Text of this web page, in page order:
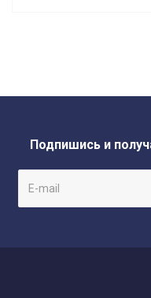
Подпишись и